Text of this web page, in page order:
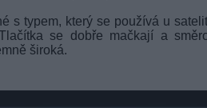
s typem, který se používá u
se dobře mačkají a
široká.